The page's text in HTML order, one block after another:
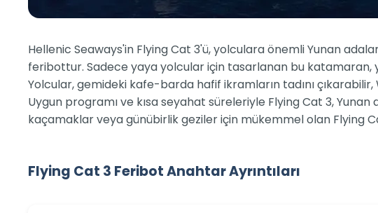
Hellenic Seaways'in Flying Cat 3'ü, yolculara önemli Yunan
feribottur. Sadece yaya yolcular için tasarlanan bu katamaran,
Yolcular, gemideki kafe-barda hafif ikramların tadını
Uygun programı ve kısa seyahat süreleriyle Flying Cat 3,
kaçamaklar veya günübirlik geziler için mükemmel olan Flying
Flying Cat 3 Feribot Anahtar Ayrıntıları